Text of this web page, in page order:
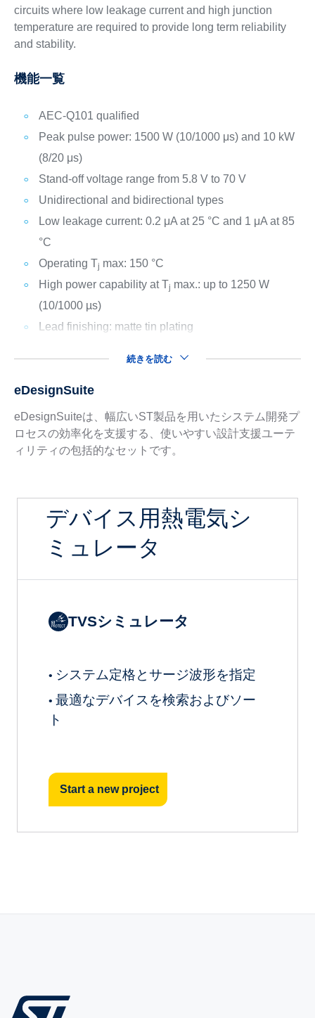
circuits where low leakage current and high junction
temperature are required to provide long term reliability
and stability.
機能一覧
AEC-Q101 qualified
Peak pulse power: 1500 W (10/1000 μs) and 10 kW
(8/20 μs)
Stand-off voltage range from 5.8 V to 70 V
Unidirectional and bidirectional types
Low leakage current: 0.2 μA at 25 °C and 1 μA at 85
°C
Operating Tj max: 150 °C
High power capability at Tj max.: up to 1250 W
(10/1000 µs)
Lead finishing: matte tin plating
続きを読む
eDesignSuite
eDesignSuiteは、幅広いST製品を用いたシステム開発プ
ロセスの効率化を支援する、使いやすい設計支援ユーテ
ィリティの包括的なセットです。
デバイス用熱電気シ
ミュレータ
TVSシミュレータ
• システム定格とサージ波形を指定
• 最適なデバイスを検索およびソー
ト
Start a new project